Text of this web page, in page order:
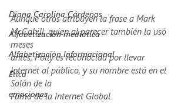
Diana Carolina Cárdenas
Alfabetización mediática
Alfabetización Informacional
Ética
emociones
Aunque otros atribuyen la frase a Mark
McCahill, quien al parecer también la usó
meses
antes, Polly es reconocida por llevar
Internet al público, y su nombre está en el
Salón de la
Fama de la Internet Global.